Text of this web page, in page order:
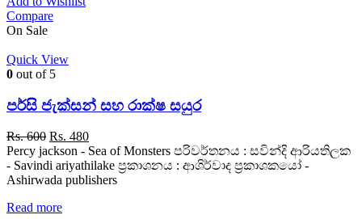
Compare
On Sale
Quick View
0 out of 5
පර්සි ජැක්සන් සහ රාක්ෂ සයුර
Rs.600 Original
price
was:
Rs. 600.
Rs. 480Current
price
is:
Rs. 480.
Percy jackson - Sea of Monsters පරිවර්තනය : සවින්දි ආරියතිලක
- Savindi ariyathilake ප්‍රකාශනය : ආශිර්වාද ප්‍රකාශකයෝ -
Ashirwada publishers
Read more